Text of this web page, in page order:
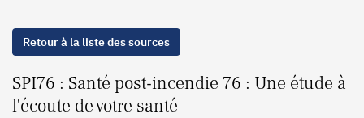
Retour à la liste des sources
SPI76 : Santé post-incendie 76 : Une étude à
l'écoute de votre santé